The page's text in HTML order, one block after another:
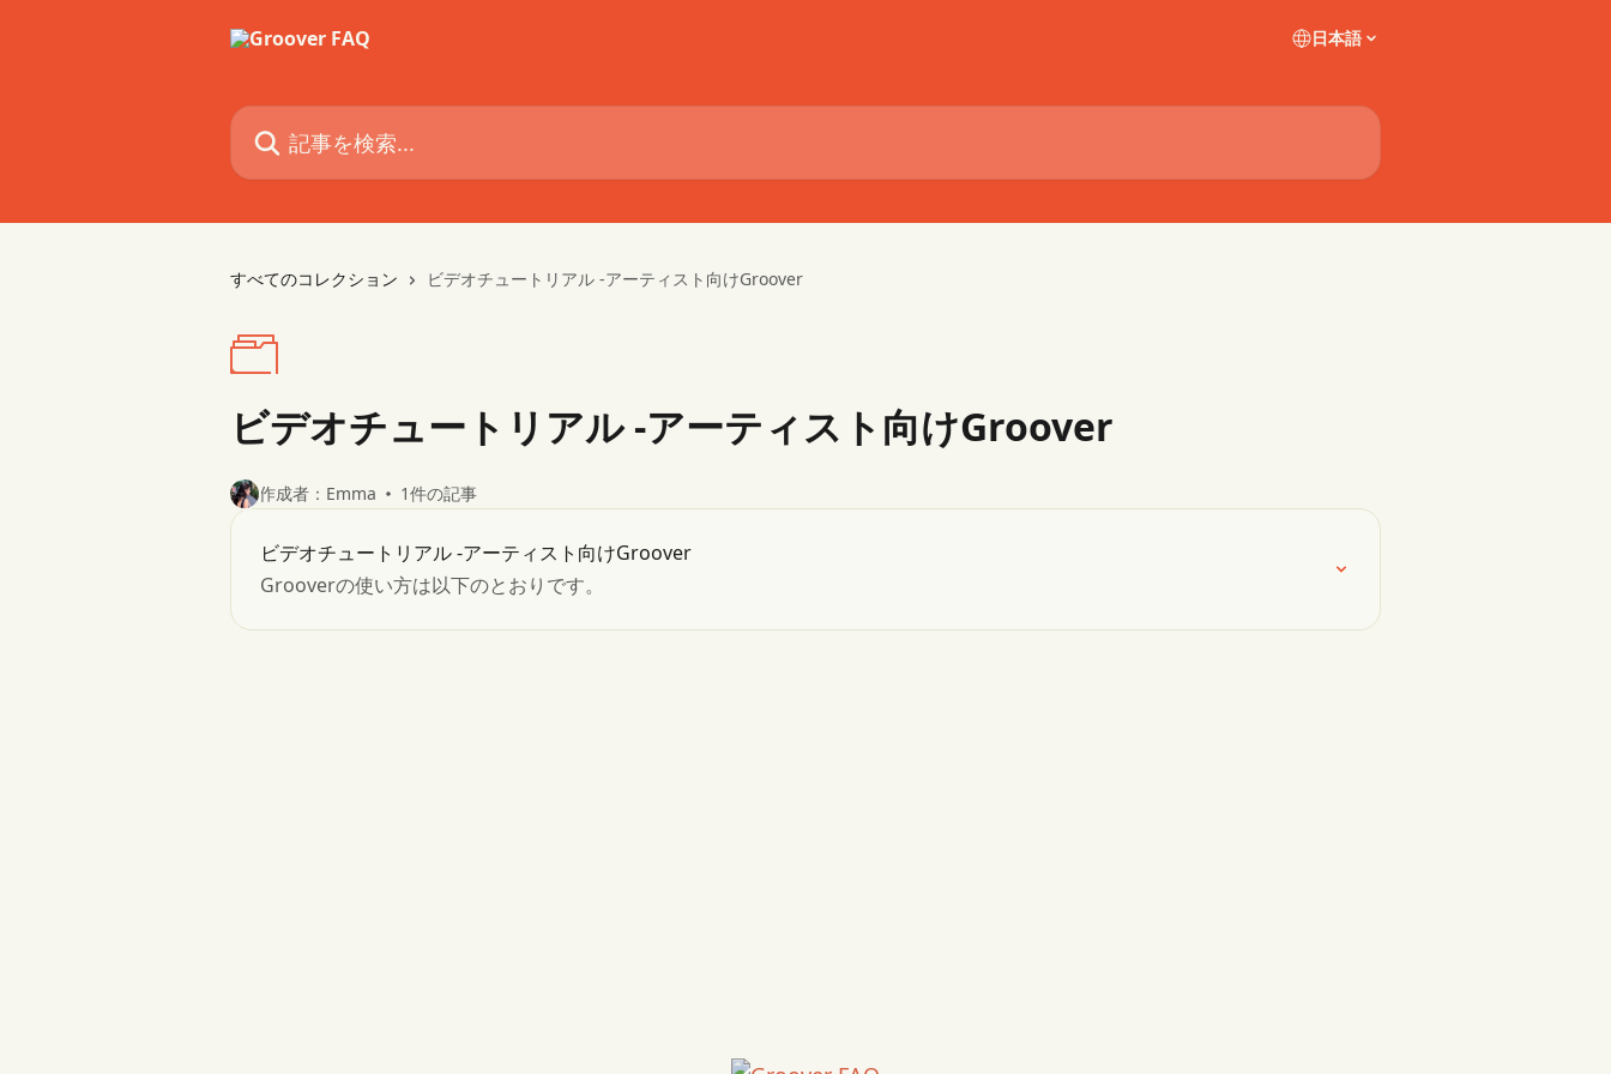
日本語
記事を検索...
すべてのコレクション ビデオチュートリアル -アーティスト向けGroover
ビデオチュートリアル -アーティスト向けGroover
作成者：Emma 1件の記事
ビデオチュートリアル -アーティスト向けGroover
Grooverの使い方は以下のとおりです。